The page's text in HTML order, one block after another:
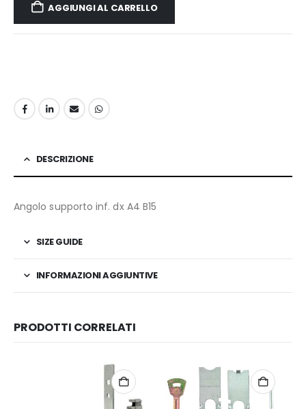
AGGIUNGI AL CARRELLO
DESCRIZIONE
Angolo supporto inf. dx A4 B15
SIZE GUIDE
INFORMAZIONI AGGIUNTIVE
PRODOTTI CORRELATI